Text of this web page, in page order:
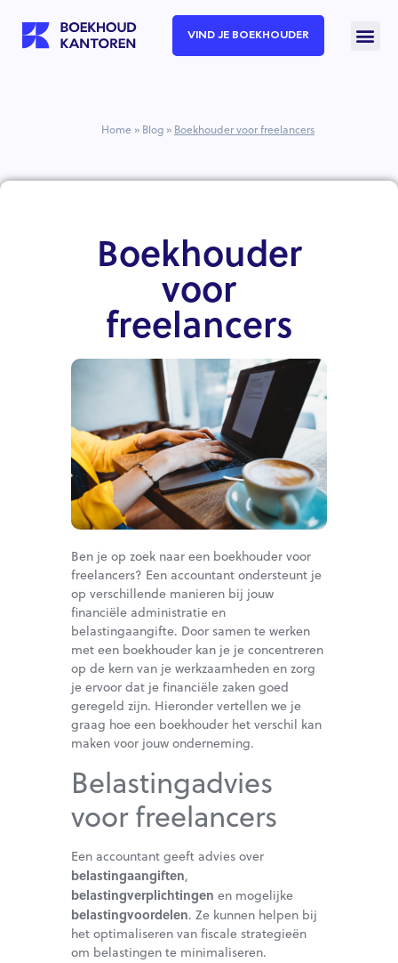
VIND JE BOEKHOUDER
Home » Blog » Boekhouder voor freelancers
Boekhouder
voor
freelancers
Ben je op zoek naar een boekhouder voor
freelancers? Een accountant ondersteunt je
op verschillende manieren bij jouw
financiële administratie en
belastingaangifte. Door samen te werken
met een boekhouder kan je je concentreren
op de kern van je werkzaamheden en zorg
je ervoor dat je financiële zaken goed
geregeld zijn. Hieronder vertellen we je
graag hoe een boekhouder het verschil kan
maken voor jouw onderneming.
Belastingadvies
voor freelancers
Een accountant geeft advies over
belastingaangiften,
belastingverplichtingen en mogelijke
belastingvoordelen. Ze kunnen helpen bij
het optimaliseren van fiscale strategieën
om belastingen te minimaliseren.